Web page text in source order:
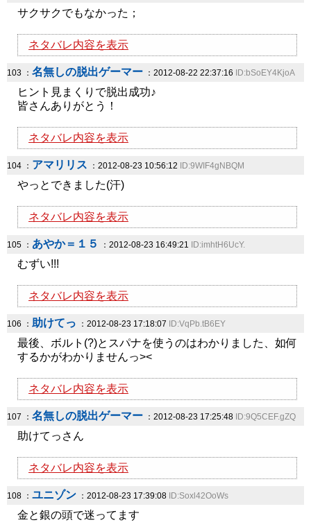
サクサクでもなかった；
ネタバレ内容を表示
103 ： 名無しの脱出ゲーマー ：2012-08-22 22:37:16 ID:bSoEY4KjoA
ヒント見まくりで脱出成功♪
皆さんありがとう！
ネタバレ内容を表示
104 ： アマリリス ：2012-08-23 10:56:12 ID:9WIF4gNBQM
やっとできました(汗)
ネタバレ内容を表示
105 ： あやか＝１５ ：2012-08-23 16:49:21 ID:imhtH6UcY.
むずい!!!
ネタバレ内容を表示
106 ： 助けてっ ：2012-08-23 17:18:07 ID:VqPb.tB6EY
最後、ボルト(?)とスパナを使うのはわかりました、如何
するかがわかりませんっ><
ネタバレ内容を表示
107 ： 名無しの脱出ゲーマー ：2012-08-23 17:25:48 ID:9Q5CEF.gZQ
助けてっさん
ネタバレ内容を表示
108 ： ユニゾン ：2012-08-23 17:39:08 ID:Soxl42OoWs
金と銀の頭で迷ってます